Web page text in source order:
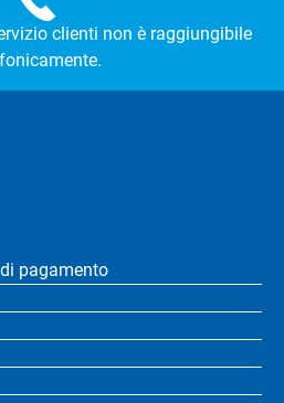
clienti non è raggiungibile
pagamento